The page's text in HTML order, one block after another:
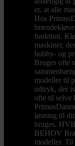
er, at alle
Hos
funktion.
maskiner,
hobby- og
Bruges ofte
modeller til
udtryk, der
ofte til selve
løsning til
bruges.
BEHOV
modeller.